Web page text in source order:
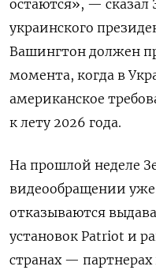
остаются», — сказал
украинского
Вашингтон должен
момента, когда в
американское
к лету 2026 года.
На прошлой неделе
видеообращении
отказываются
установок Patriot и
странах —